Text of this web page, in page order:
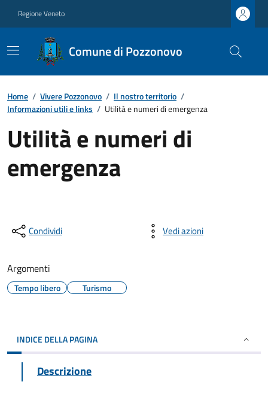
Regione Veneto
Comune di Pozzonovo
Home / Vivere Pozzonovo / Il nostro territorio /
Informazioni utili e links / Utilità e numeri di emergenza
Utilità e numeri di
emergenza
Condividi Vedi azioni
Argomenti
Tempo libero Turismo
INDICE DELLA PAGINA
Descrizione